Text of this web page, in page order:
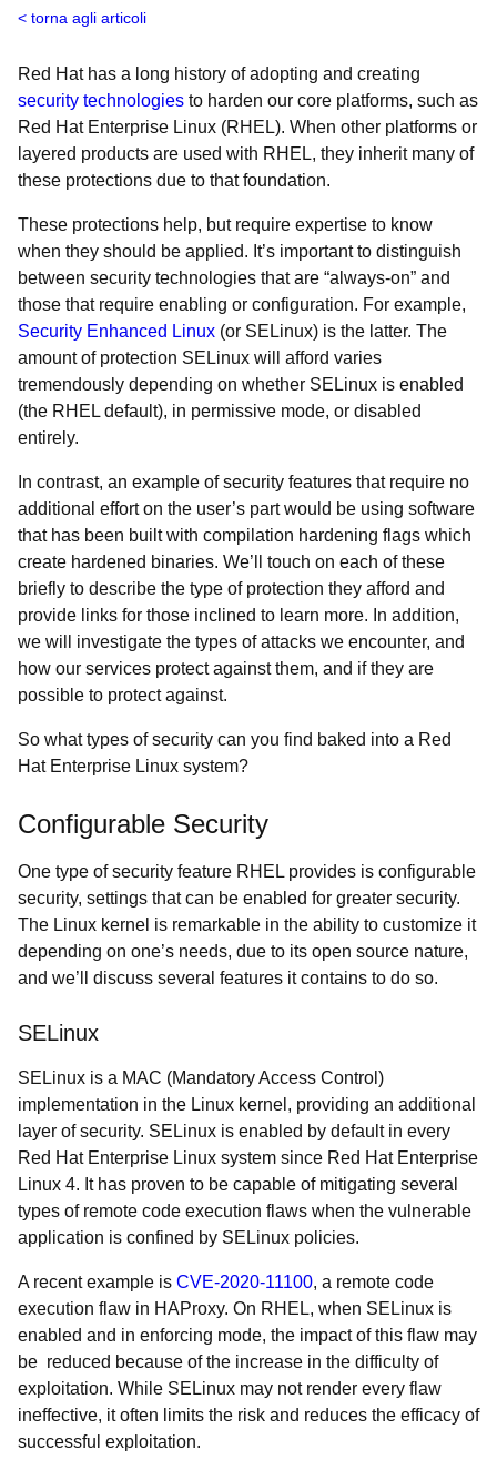
torna agli articoli
Red Hat has a long history of adopting and creating
security technologies to harden our core platforms, such as
Red Hat Enterprise Linux (RHEL). When other platforms or
layered products are used with RHEL, they inherit many of
these protections due to that foundation.
These protections help, but require expertise to know
when they should be applied. It’s important to distinguish
between security technologies that are “always-on” and
those that require enabling or configuration. For example,
Security Enhanced Linux (or SELinux) is the latter. The
amount of protection SELinux will afford varies
tremendously depending on whether SELinux is enabled
(the RHEL default), in permissive mode, or disabled
entirely.
In contrast, an example of security features that require no
additional effort on the user’s part would be using software
that has been built with compilation hardening flags which
create hardened binaries. We’ll touch on each of these
briefly to describe the type of protection they afford and
provide links for those inclined to learn more. In addition,
we will investigate the types of attacks we encounter, and
how our services protect against them, and if they are
possible to protect against.
So what types of security can you find baked into a Red
Hat Enterprise Linux system?
Configurable Security
One type of security feature RHEL provides is configurable
security, settings that can be enabled for greater security.
The Linux kernel is remarkable in the ability to customize it
depending on one’s needs, due to its open source nature,
and we’ll discuss several features it contains to do so.
SELinux
SELinux is a MAC (Mandatory Access Control)
implementation in the Linux kernel, providing an additional
layer of security. SELinux is enabled by default in every
Red Hat Enterprise Linux system since Red Hat Enterprise
Linux 4. It has proven to be capable of mitigating several
types of remote code execution flaws when the vulnerable
application is confined by SELinux policies.
A recent example is CVE-2020-11100, a remote code
execution flaw in HAProxy. On RHEL, when SELinux is
enabled and in enforcing mode, the impact of this flaw may
be reduced because of the increase in the difficulty of
exploitation. While SELinux may not render every flaw
ineffective, it often limits the risk and reduces the efficacy of
successful exploitation.